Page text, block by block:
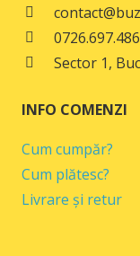
0726.697.486
Sector 1,
INFO COMENZI
Cum cumpăr?
Cum plătesc?
Livrare și retur